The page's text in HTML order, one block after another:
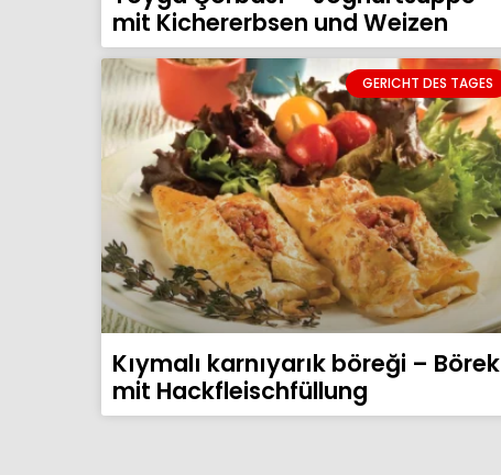
mit Kichererbsen und Weizen
GERICHT DES TAGES
Kıymalı karnıyarık böreği – Börek
mit Hackfleischfüllung